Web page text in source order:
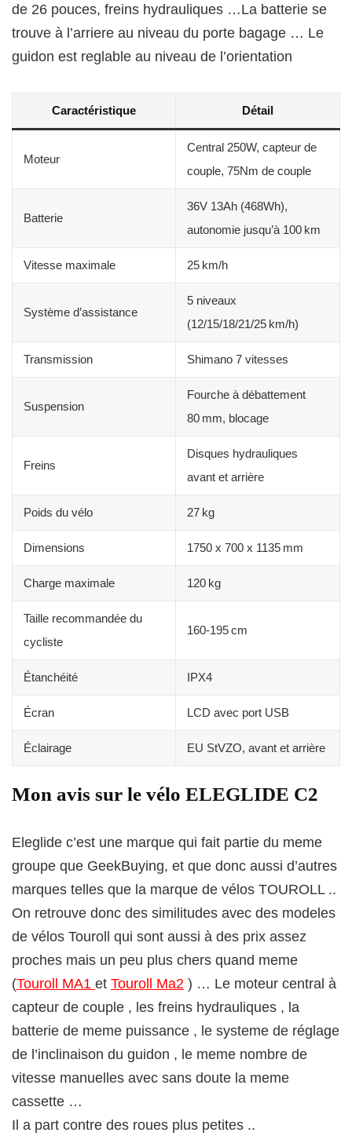
de 26 pouces, freins hydrauliques …La batterie se
trouve à l’arriere au niveau du porte bagage … Le
guidon est reglable au niveau de l’orientation
Caractéristique Détail
Moteur
Central 250W, capteur de
couple, 75Nm de couple
Batterie
36V 13Ah (468Wh),
autonomie jusqu’à 100 km
Vitesse maximale 25 km/h
Système d’assistance
5 niveaux
(12/15/18/21/25 km/h)
Transmission Shimano 7 vitesses
Suspension
Fourche à débattement
80 mm, blocage
Freins
Disques hydrauliques
avant et arrière
Poids du vélo 27 kg
Dimensions 1750 x 700 x 1135 mm
Charge maximale 120 kg
Taille recommandée du
cycliste
160-195 cm
Étanchéité IPX4
Écran LCD avec port USB
Éclairage EU StVZO, avant et arrière
Mon avis sur le vélo ELEGLIDE C2
Eleglide c’est une marque qui fait partie du meme
groupe que GeekBuying, et que donc aussi d’autres
marques telles que la marque de vélos TOUROLL ..
On retrouve donc des similitudes avec des modeles
de vélos Touroll qui sont aussi à des prix assez
proches mais un peu plus chers quand meme
(Touroll MA1 et Touroll Ma2 ) … Le moteur central à
capteur de couple , les freins hydrauliques , la
batterie de meme puissance , le systeme de réglage
de l’inclinaison du guidon , le meme nombre de
vitesse manuelles avec sans doute la meme
cassette …
Il a part contre des roues plus petites ..